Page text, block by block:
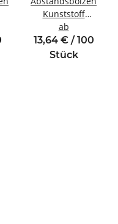
Kunststoff
Innen/Innengewinde
M2,5 SW5
ab
13,64 € / 100
Stück